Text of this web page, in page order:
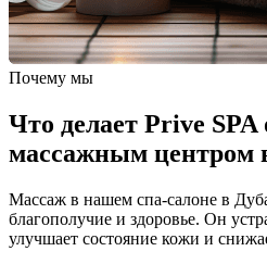
Почему мы
Что делает Prive
массажным центром
Массаж в нашем спа-салоне в
благополучие и здоровье. Он
улучшает состояние кожи и